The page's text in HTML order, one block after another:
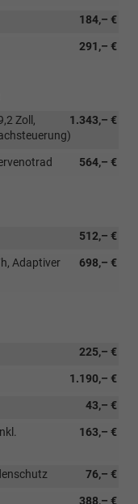
184,– €
291,– €
1.343,– €
Zoll,
564,– €
512,– €
698,– €
Adaptiver
225,– €
1.190,– €
43,– €
163,– €
76,– €
388,– €